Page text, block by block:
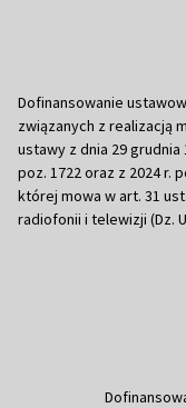
Dofinansowanie
związanych z realizacją
ustawy z dnia 29 grudnia
poz. 1722 oraz z 2024 r.
której mowa w art. 31
radiofonii i telewizji (Dz.